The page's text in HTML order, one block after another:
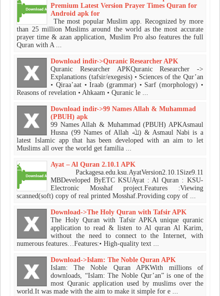
Premium Latest Version Prayer Times Quran for
Android apk for
The most popular Muslim app. Recognized by more
than 25 million Muslims around the world as the most accurate
prayer time & azan application, Muslim Pro also features the full
Quran with A ...
Download indir->Quranic Researcher APK
Quranic Researcher APKQuranic Researcher ->
Explanations (tafsir/exegesis) • Sciences of the Qur’an
• Qiraa’aat • Iraab (grammar) • Sarf (morphology) •
Reasons of revelation • Ahkaam • Quranic le ...
Download indir->99 Names Allah & Muhammad
(PBUH) apk
99 Names Allah & Muhammad (PBUH) APKAsmaul
Husna (99 Names of Allah ﷲ) & Asmaul Nabi is a
latest Islamic app that has been developed with an aim to let
Muslims all over the world get familia ...
Ayat – Al Quran 2.10.1 APK
Packagesa.edu.ksu.AyatVersion2.10.1Size9.11
MBDeveloped ByETC KSUAyat : Al Quran : KSU-
Electronic Mosshaf project.Features :Viewing
scanned(soft) copy of real printed Mosshaf.Providing copy of ...
Download->The Holy Quran with Tafsir APK
The Holy Quran with Tafsir APKA unique quranic
application to read & listen to Al quran Al Karim,
without the need to connect to the Internet, with
numerous features…Features:• High-quality text ...
Download->Islam: The Noble Quran APK
Islam: The Noble Quran APKWith millions of
downloads, “Islam: The Noble Qur’an” is one of the
most Quranic application used by muslims over the
world.It was made with the aim to make it simple for e ...